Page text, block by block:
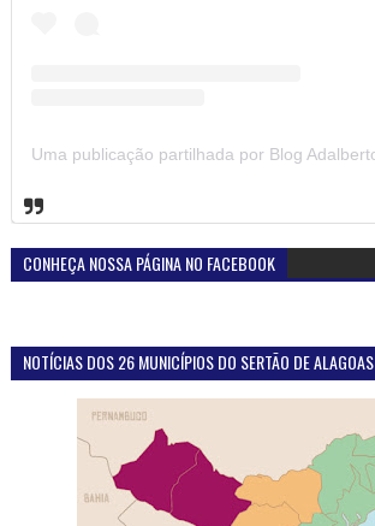
CONHEÇA NOSSA PÁGINA NO FACEBOOK
NOTÍCIAS DOS 26 MUNICÍPIOS DO SERTÃO DE ALAGOAS